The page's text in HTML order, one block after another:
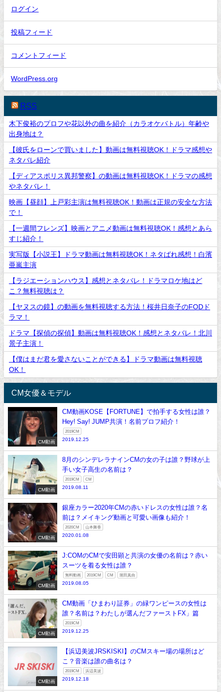
ログイン
投稿フィード
コメントフィード
WordPress.org
RSS
木下俊裕のプロフや花以外の曲を紹介（カラオケバトル）年齢や
出身地は？
【彼氏をローンで買いました】動画は無料視聴OK！ドラマ感想や
ネタバレ紹介
【ディアスポリス異邦警察】の動画は無料視聴OK！ドラマの感想
やネタバレ！
映画【昼顔】上戸彩主演は無料視聴OK！動画は正規の安全な方法
で！
【一週間フレンズ】映画とアニメ動画は無料視聴OK！感想とあら
すじ紹介！
実写版【小説王】ドラマ動画は無料視聴OK！ネタばれ感想！白濱
亜嵐主演
【ラジエーションハウス】感想とネタバレ！ドラマロケ地はど
こ？無料視聴は？
【ヤヌスの鏡】の動画を無料視聴する方法！桜井日奈子のFODド
ラマ！
ドラマ【探偵の探偵】動画は無料視聴OK！感想とネタバレ！北川
景子主演！
【僕はまだ君を愛さないことができる】ドラマ動画は無料視聴
OK！
CM女優＆モデル
CM動画
CM動画KOSE【FORTUNE】で拍手する女性は誰？
Hey! Say! JUMP共演！名前プロフ紹介！
2019CM
2019.12.25
CM動画
8月のシンデレラナインCMの女の子は誰？野球が上
手い女子高生の名前は？
2019CM CM
2019.08.11
CM動画
銀座カラー2020年CMの赤いドレスの女性は誰？名
前は？メイキング動画と可愛い画像も紹介！
2020CM 山本舞香
2020.01.08
CM動画
J:COMのCMで安田顕と共演の女優の名前は？赤い
スーツを着る女性は誰？
無料動画 2019CM CM 堀田真由
2019.08.05
CM動画
CM動画「ひまわり証券」の緑ワンピースの女性は
誰？名前は？わたしが選んだファーストFX」篇
2019CM
2019.12.25
CM動画
【浜辺美波JRSKISKI】のCMスキー場の場所はど
こ？音楽は誰の曲名は？
2019CM 浜辺美波
2019.12.18